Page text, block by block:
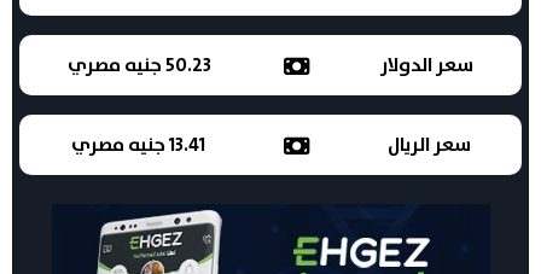
سعر الدولار 50.23 جنيه مصري
سعر الريال 13.41 جنيه مصري